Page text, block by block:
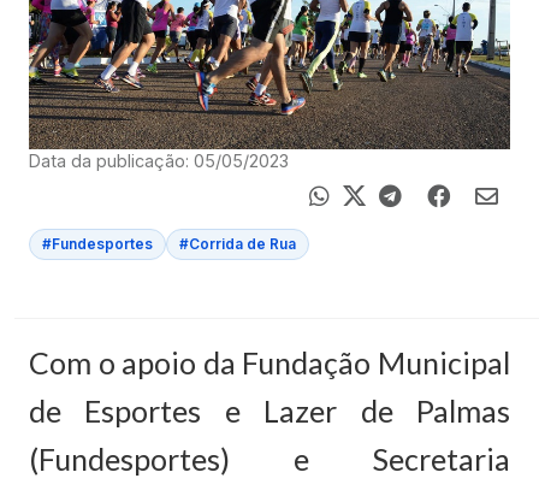
Data da publicação: 05/05/2023
#Fundesportes #Corrida de Rua
Com o apoio da Fundação Municipal
de Esportes e Lazer de Palmas
(Fundesportes) e Secretaria